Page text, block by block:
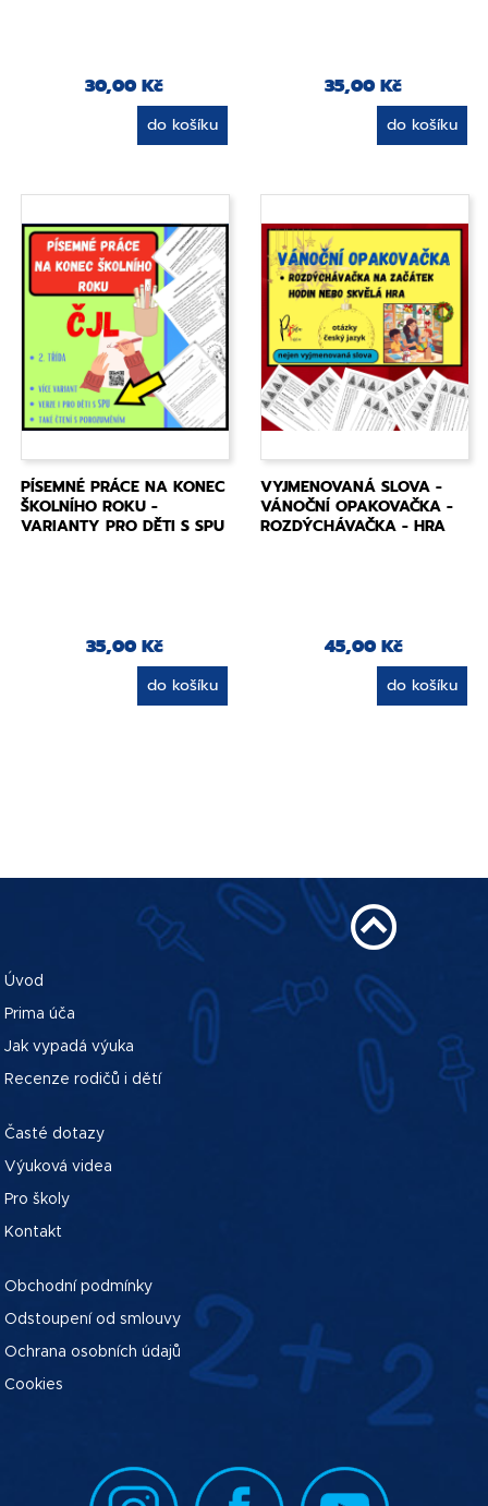
30,00 Kč
do košíku
35,00 Kč
do košíku
PÍSEMNÉ PRÁCE NA KONEC
ŠKOLNÍHO ROKU -
VARIANTY PRO DĚTI S SPU
35,00 Kč
do košíku
VYJMENOVANÁ SLOVA -
VÁNOČNÍ OPAKOVAČKA -
ROZDÝCHÁVAČKA - HRA
45,00 Kč
do košíku
Úvod
Prima úča
Jak vypadá výuka
Recenze rodičů i dětí
Časté dotazy
Výuková videa
Pro školy
Kontakt
Obchodní podmínky
Odstoupení od smlouvy
Ochrana osobních údajů
Cookies